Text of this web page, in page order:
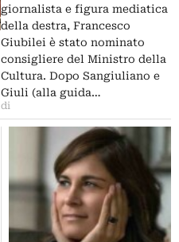
giornalista e figura mediatica
della destra, Francesco
Giubilei è stato nominato
consigliere del Ministro della
Cultura. Dopo Sangiuliano e
Giuli (alla guida…
di